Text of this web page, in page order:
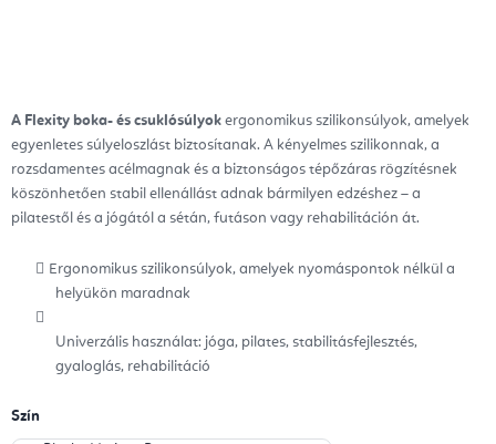
A Flexity boka- és csuklósúlyok ergonomikus szilikonsúlyok, amelyek
egyenletes súlyeloszlást biztosítanak. A kényelmes szilikonnak, a
rozsdamentes acélmagnak és a biztonságos tépőzáras rögzítésnek
köszönhetően stabil ellenállást adnak bármilyen edzéshez – a
pilatestől és a jógától a sétán, futáson vagy rehabilitáción át.
Ergonomikus szilikonsúlyok, amelyek nyomáspontok nélkül a
helyükön maradnak
Univerzális használat: jóga, pilates, stabilitásfejlesztés,
gyaloglás, rehabilitáció
Szín